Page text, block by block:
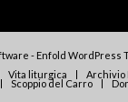
- Enfold WordPress
Vita liturgica Archivio
Scoppio del Carro